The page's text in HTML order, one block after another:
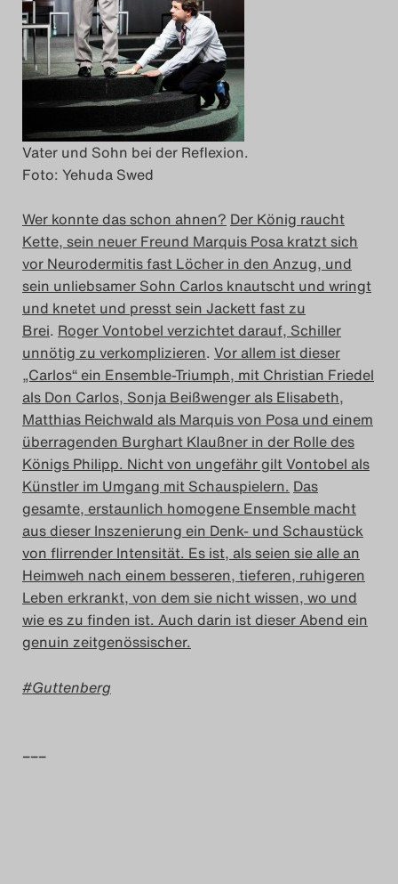
Das Theatertreffen-Blog
2014
Das Theatertreffen-Blog
2015
2016
Das Theatertreffen-Blog
2017
Das Theatertreffen-Blog
2018
Das Theatertreffen-Blog
2018 Alumni
Das Theatertreffen-Blog
2019
Das Theatertreffen-Blog
2020
Das Theatertreffen-Blog
Vater und Sohn bei der Reflexion.
Foto: Yehuda Swed
Wer konnte das schon ahnen? Der König raucht
Kette, sein neuer Freund Marquis Posa kratzt sich
vor Neurodermitis fast Löcher in den Anzug, und
sein unliebsamer Sohn Carlos knautscht und wringt
und knetet und presst sein Jackett fast zu
Brei. Roger Vontobel verzichtet darauf, Schiller
unnötig zu verkomplizieren. Vor allem ist dieser
„Carlos“ ein Ensemble-Triumph, mit Christian Friedel
als Don Carlos, Sonja Beißwenger als Elisabeth,
Matthias Reichwald als Marquis von Posa und einem
überragenden Burghart Klaußner in der Rolle des
Königs Philipp. Nicht von ungefähr gilt Vontobel als
Künstler im Umgang mit Schauspielern. Das
gesamte, erstaunlich homogene Ensemble macht
aus dieser Inszenierung ein Denk- und Schaustück
von flirrender Intensität. Es ist, als seien sie alle an
Heimweh nach einem besseren, tieferen, ruhigeren
Leben erkrankt, von dem sie nicht wissen, wo und
wie es zu finden ist. Auch darin ist dieser Abend ein
genuin zeitgenössischer.
Guttenberg
–––